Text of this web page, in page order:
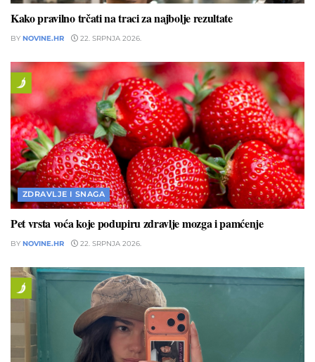
Kako pravilno trčati na traci za najbolje rezultate
BY NOVINE.HR 22. SRPNJA 2026.
ZDRAVLJE I SNAGA
Pet vrsta voća koje podupiru zdravlje mozga i pamćenje
BY NOVINE.HR 22. SRPNJA 2026.